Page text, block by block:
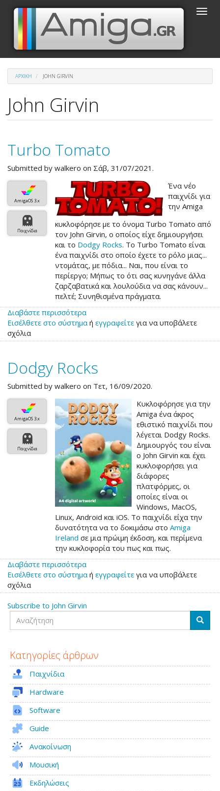
Παράκαμψη
κυρίως
περιεχόμενο
Toggle
ΑΡΧΙΚΉ JOHN GIRVIN
John Girvin
Turbo Tomato
Submitted by walkero on Σάβ, 31/07/2021.
AmigaOS 3.x
Παιχνίδια
Ένα νέο
παιχνίδι για
την Amiga
κυκλοφόρησε με το όνομα Turbo Tomato από
τον John Girvin, ο οποίος είχε δημιουργήσει
και το Dodgy Rocks. To Turbo Tomato είναι
ένα παιχνίδι στο οποίο έχετε το ρόλο μιας...
ντομάτας, με πόδια... Ναι, που είναι το
περίεργο; Μήπως το ότι σας κυνηγάνε άλλα
ζαρζαβατικά και λουλούδια να σας κάνουν...
πελτέ; Συνηθισμένα πράγματα.
Διαβάστε περισσότερα
το
Tomato
Εισέλθετε στο σύστημα ή εγγραφείτε για να υποβάλετε
σχόλια
Dodgy Rocks
Submitted by walkero on Τετ, 16/09/2020.
AmigaOS 3.x
Παιχνίδια
Κυκλοφόρησε για την
Amiga ένα άκρος
εθιστικό παιχνίδι που
λέγεται Dodgy Rocks.
Δημιουργός του είναι
ο John Girvin και έχει
κυκλοφορήσει για
διάφορες
πλατφόρμες, οι
οποίες είναι οι
Windows, MacOS,
Linux, Android και iOS. Το παιχνίδι είχα την
δυνατότητα να το δοκιμάσω στο Amiga
Ireland σε μια πρώιμη έκδοση, και περίμενα
την κυκλοφορία του πως και πως.
Διαβάστε περισσότερα
το
Rocks
Εισέλθετε στο σύστημα ή εγγραφείτε για να υποβάλετε
σχόλια
Subscribe to John Girvin
Αναζήτηση
Κατηγορίες άρθρων
Παιχνίδια
Hardware
Software
Guide
Ανακοίνωση
Μουσική
Εκδηλώσεις